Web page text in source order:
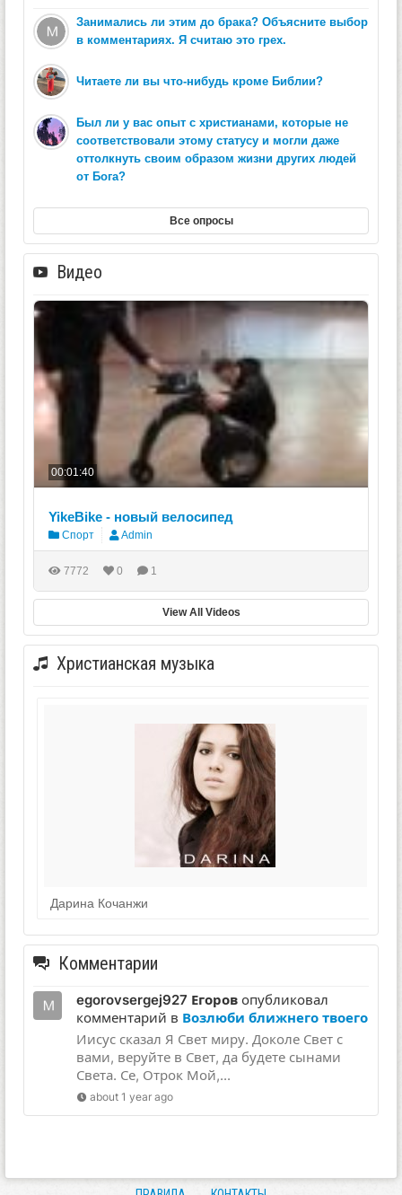
Занимались ли этим до брака? Объясните выбор
в комментариях. Я считаю это грех.
Читаете ли вы что-нибудь кроме Библии?
Был ли у вас опыт с христианами, которые не
соответствовали этому статусу и могли даже
оттолкнуть своим образом жизни других людей
от Бога?
Все опросы
Видео
00:01:40
YikeBike - новый велосипед
Спорт Admin
7772 0 1
View All Videos
Христианская музыка
Дарина Кочанжи
Комментарии
egorovsergej927 Егоров опубликовал
комментарий в Возлюби ближнего твоего
Иисус сказал Я Свет миру. Доколе Свет с
вами, веруйте в Свет, да будете сынами
Света. Се, Отрок Мой,...
about 1 year ago